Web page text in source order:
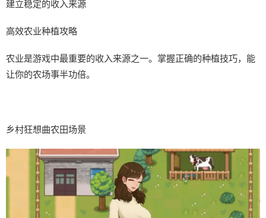
建立稳定的收入来源
高效农业种植攻略
农业是游戏中最重要的收入来源之一。掌握正确的种植技巧，能
让你的农场事半功倍。
乡村狂想曲农田场景